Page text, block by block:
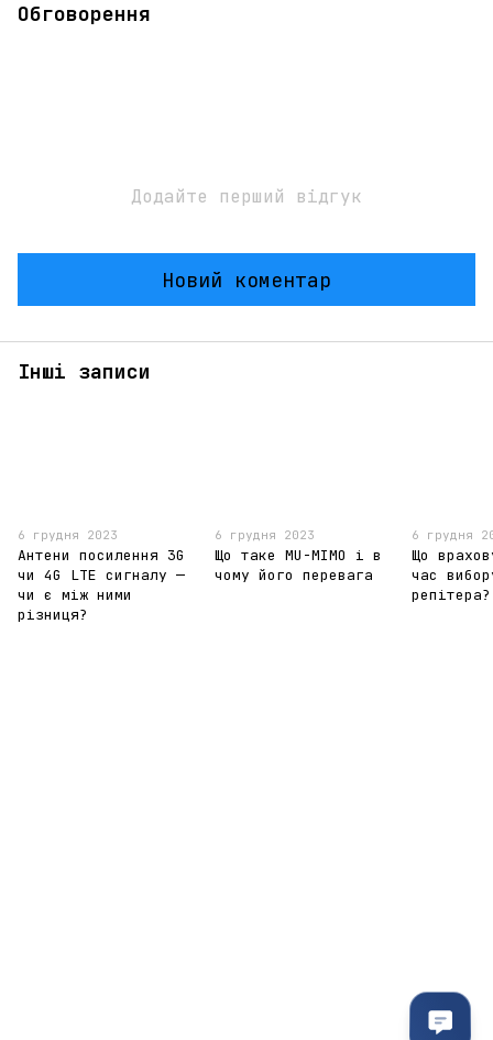
Обговорення
Додайте перший відгук
Новий коментар
Інші записи
6 грудня 2023
Антени посилення 3G
чи 4G LTE сигналу —
чи є між ними
різниця?
6 грудня 2023
Що таке MU-MIMO і в
чому його перевага
6 грудня
Що
час
репітера?